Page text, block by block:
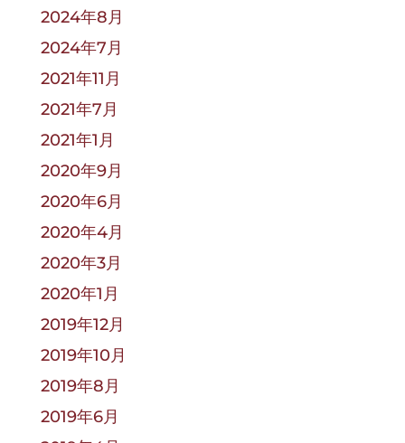
2024年8月
2024年7月
2021年11月
2021年7月
2021年1月
2020年9月
2020年6月
2020年4月
2020年3月
2020年1月
2019年12月
2019年10月
2019年8月
2019年6月